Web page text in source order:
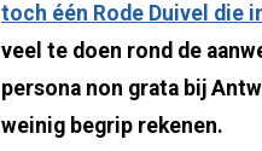
toch één Rode Duivel die
veel te doen rond de
persona non grata bij
weinig begrip rekenen.